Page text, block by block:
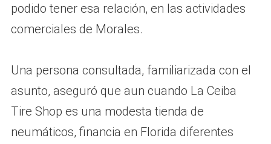
podido tener esa relación, en las actividades
comerciales de Morales.
Una persona consultada, familiarizada con el
asunto, aseguró que aun cuando La Ceiba
Tire Shop es una modesta tienda de
neumáticos, financia en Florida diferentes